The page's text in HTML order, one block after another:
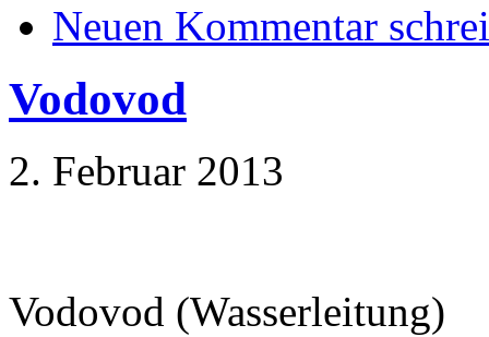
Neuen Kommentar
Vodovod
2. Februar 2013
Vodovod (Wasserleitung)